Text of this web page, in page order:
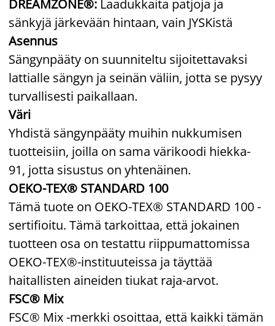
DREAMZONE®: Laadukkaita patjoja ja
sänkyjä järkevään hintaan, vain JYSKistä
Asennus
Sängynpääty on suunniteltu sijoitettavaksi
lattialle sängyn ja seinän väliin, jotta se pysyy
turvallisesti paikallaan.
Väri
Yhdistä sängynpääty muihin nukkumisen
tuotteisiin, joilla on sama värikoodi hiekka-
91, jotta sisustus on yhtenäinen.
OEKO-TEX® STANDARD 100
Tämä tuote on OEKO-TEX® STANDARD 100 -
sertifioitu. Tämä tarkoittaa, että jokainen
tuotteen osa on testattu riippumattomissa
OEKO-TEX®-instituuteissa ja täyttää
haitallisten aineiden tiukat raja-arvot.
FSC® Mix
FSC® Mix -merkki osoittaa, että kaikki tämän